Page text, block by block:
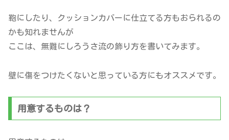
鞄にしたり、クッションカバーに仕立てる方もおられるの
かも知れませんが
ここは、無難にしろうさ流の飾り方を書いてみます。
壁に傷をつけたくないと思っている方にもオススメです。
用意するものは？